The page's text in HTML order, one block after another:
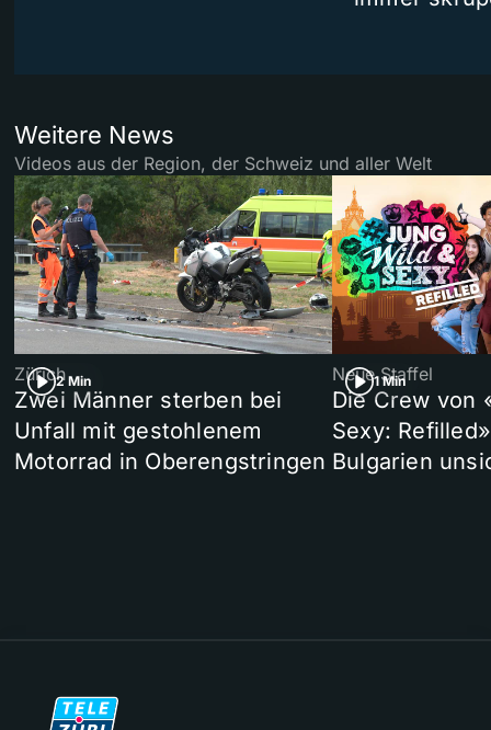
Weitere News
Videos aus der Region, der Schweiz und aller Welt
2 Min
Zürich
Zwei Männer sterben bei
Unfall mit gestohlenem
Motorrad in Oberengstringen
1 Min
Neue Staffel
Die Crew von
Sexy:
Bulgarien